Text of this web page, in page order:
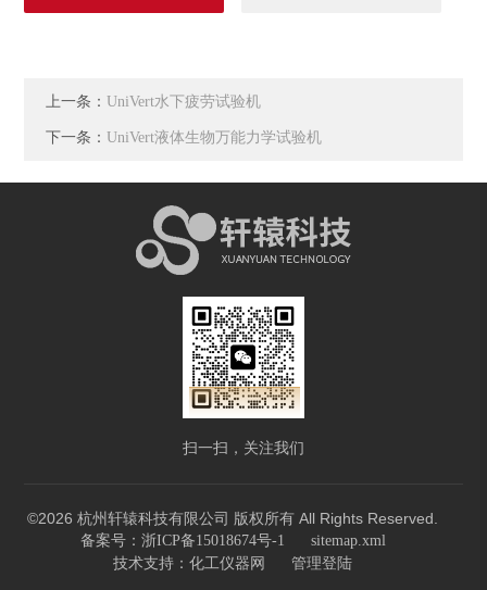
上一条：UniVert水下疲劳试验机
下一条：UniVert液体生物万能力学试验机
扫一扫，关注我们
©2026 杭州轩辕科技有限公司 版权所有 All Rights Reserved.
备案号：浙ICP备15018674号-1 sitemap.xml
技术支持： 化工仪器网 管理登陆